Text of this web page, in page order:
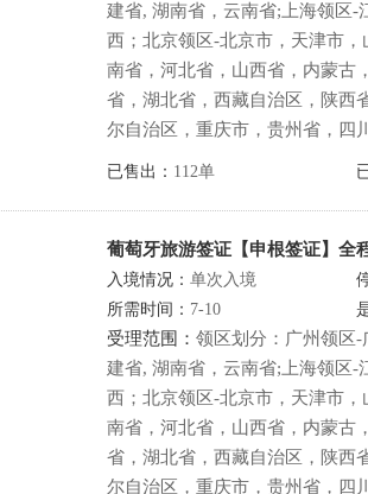
建省, 湖南省，云南省;上海领区-
西；北京领区-北京市，天津市
南省，河北省，山西省，内蒙古
省，湖北省，西藏自治区，陕西
尔自治区，重庆市，贵州省，四
已售出： 112单
葡萄牙旅游签证【申根签证】全
入境情况： 单次入境
所需时间： 7-10
受理范围： 领区划分：广州领区
建省, 湖南省，云南省;上海领区-
西；北京领区-北京市，天津市
南省，河北省，山西省，内蒙古
省，湖北省，西藏自治区，陕西
尔自治区，重庆市，贵州省，四